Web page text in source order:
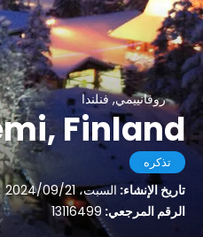
روفانييمي, فنلندا
Finland
تذكره
تاريخ الإنشاء: السبت، 2024/09/21
الرقم المرجعي: 13116499